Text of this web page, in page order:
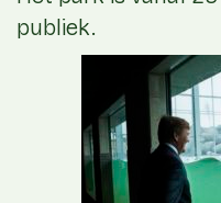
publiek.